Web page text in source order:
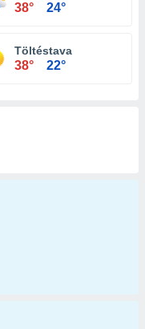
38° 24°
Töltéstava
38° 22°